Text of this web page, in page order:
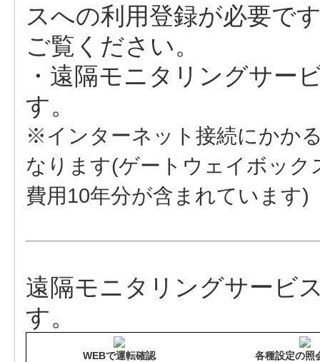
スへの利用登録が必要で
ご覧ください。
・遠隔モニタリングサー
す。
※インターネット接続にかか
なります(ゲートウェイボッ
費用10年分が含まれています)
遠隔モニタリングサービ
す。
WEBで運転確認 各種設定の照